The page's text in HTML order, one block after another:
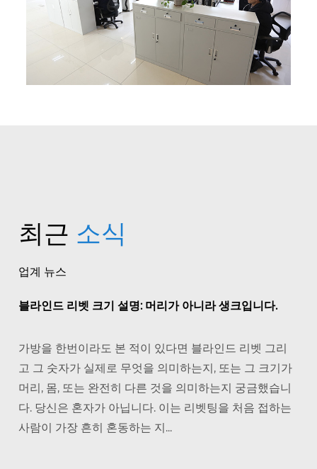
최근 소식
업계 뉴스
블라인드 리벳 크기 설명: 머리가 아니라 생크입니다.
가방을 한번이라도 본 적이 있다면 블라인드 리벳 그리
고 그 숫자가 실제로 무엇을 의미하는지, 또는 그 크기가
머리, 몸, 또는 완전히 다른 것을 의미하는지 궁금했습니
다. 당신은 혼자가 아닙니다. 이는 리벳팅을 처음 접하는
사람이 가장 흔히 혼동하는 지...